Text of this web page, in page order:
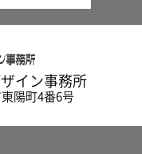
イン事務所
陽町4番6号